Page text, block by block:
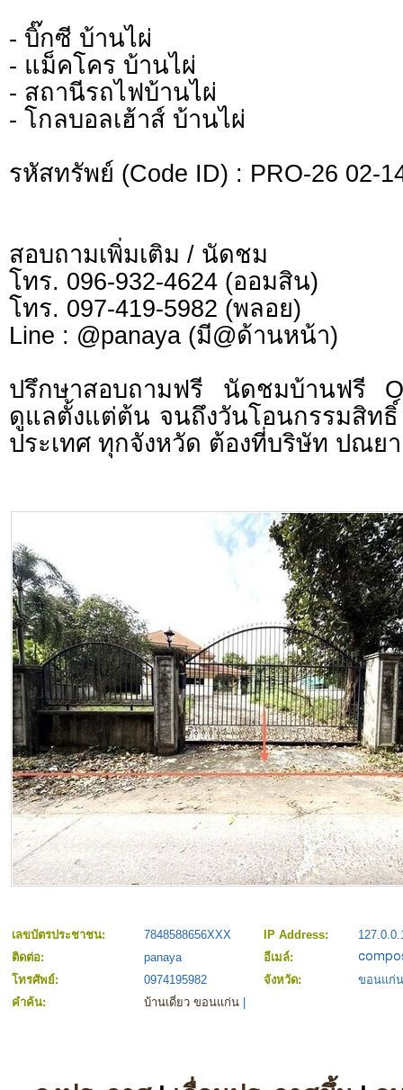
- บิ๊กซี บ้านไผ่
- แม็คโคร บ้านไผ่
- สถานีรถไฟบ้านไผ่
- โกลบอลเฮ้าส์ บ้านไผ่
รหัสทรัพย์ (Code ID) : PRO-26 02-
สอบถามเพิ่มเติม / นัดชม
โทร. 096-932-4624 (ออมสิน)
โทร. 097-419-5982 (พลอย)
Line : @panaya (มี@ด้านหน้า)
ปรึกษาสอบถามฟรี นัดชมบ้านฟรี
ดูแลตั้งแต่ต้น จนถึงวันโอนกรรมสิท
ประเทศ ทุกจังหวัด ต้องที่บริษัท ปณย
เลขบัตรประชาชน: 7848588656XXX IP Address:
ติดต่อ:
panaya
อีเมล์:
โทรศัพย์:
0974195982 จังหวัด:
ขอนแก่น
คำค้น:
บ้านเดี่ยว ขอนแก่น